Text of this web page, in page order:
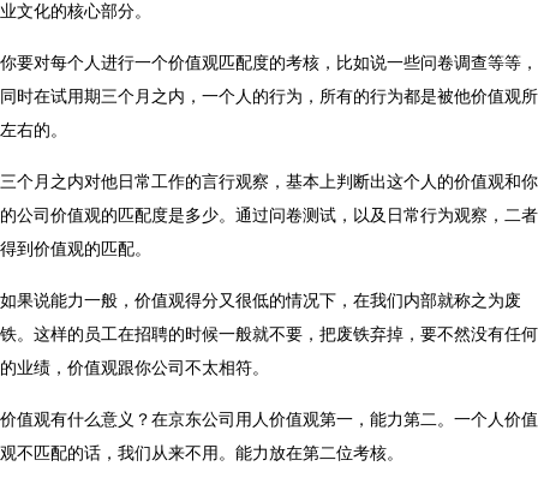
业文化的核心部分。
你要对每个人进行一个价值观匹配度的考核，比如说一些问卷调查等等，
同时在试用期三个月之内，一个人的行为，所有的行为都是被他价值观所
左右的。
三个月之内对他日常工作的言行观察，基本上判断出这个人的价值观和你
的公司价值观的匹配度是多少。通过问卷测试，以及日常行为观察，二者
得到价值观的匹配。
如果说能力一般，价值观得分又很低的情况下，在我们内部就称之为废
铁。这样的员工在招聘的时候一般就不要，把废铁弃掉，要不然没有任何
的业绩，价值观跟你公司不太相符。
价值观有什么意义？在京东公司用人价值观第一，能力第二。一个人价值
观不匹配的话，我们从来不用。能力放在第二位考核。